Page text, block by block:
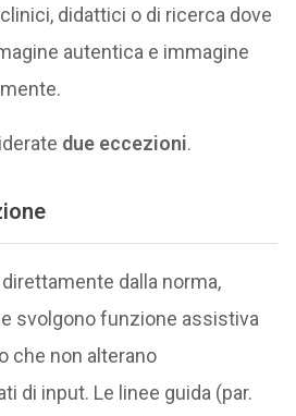
didattici o di ricerca dove
autentica e immagine
due eccezioni.
dalla norma,
svolgono funzione assistiva
o che non alterano
di input. Le linee guida (par.